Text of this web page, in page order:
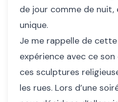
de jour comme de nuit,
unique.
Je me rappelle de
expérience avec ce
ces sculptures
les rues. Lors d’une